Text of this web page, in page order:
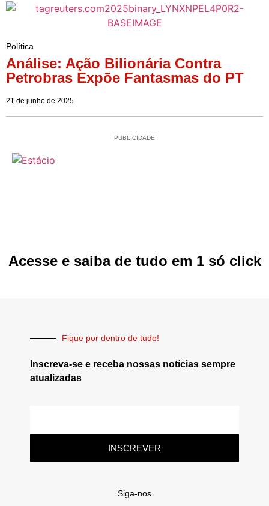
Política
Análise: Ação Bilionária Contra
Petrobras Expõe Fantasmas do PT
21 de junho de 2025
PUBLICIDADE
Acesse e saiba de tudo em 1 só click
Fique por dentro de tudo!
Inscreva-se e receba nossas notícias sempre
atualizadas
INSCREVER
Siga-nos